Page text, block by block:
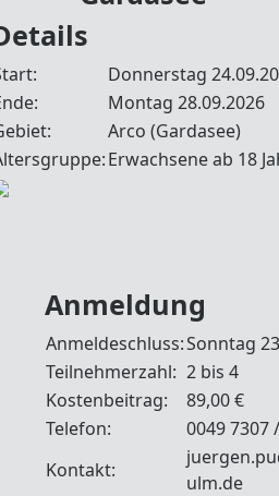
Donnerstag
Montag 28.09.2026
Arco (Gardasee)
Erwachsene ab 18
Anmeldung
Anmeldeschluss:Sonntag
Teilnehmerzahl: 2 bis 4
Kostenbeitrag:
89,00 €
Telefon:
0049 7307
Kontakt:
ulm.de